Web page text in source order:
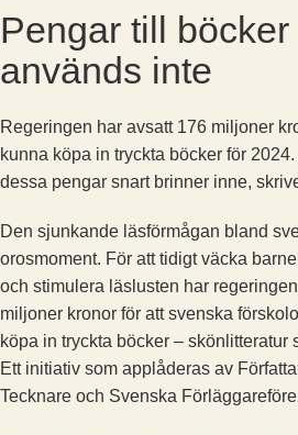
Pengar till
används inte
Regeringen har avsatt 176 miljoner
kunna köpa in tryckta böcker för
dessa pengar snart brinner inne,
Den sjunkande läsförmågan bland
orosmoment. För att tidigt väcka
och stimulera läslusten har
miljoner kronor för att svenska
köpa in tryckta böcker – skönlitteratur
Ett initiativ som applåderas av
Tecknare och Svenska